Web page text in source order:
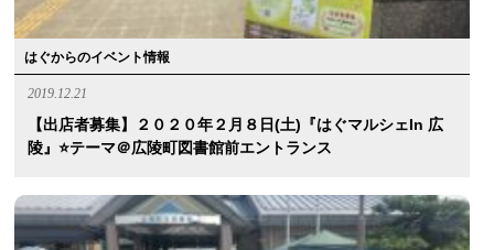
はぐからのイベント情報
2019.12.21
【出店者募集】２０２０年２月８日(土)『はぐマルシェin 広
陵』⭐️テーマ＠広陵町図書館前エントランス